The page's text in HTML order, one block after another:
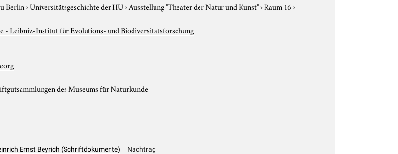
Berlin›Universitätsgeschichte der HU›Ausstellung "Theater der Natur und Kunst"›Raum 16›
- Leibniz-Institut für Evolutions- und Biodiversitätsforschung
des Museums für Naturkunde
Ernst Beyrich (Schriftdokumente) Nachtrag